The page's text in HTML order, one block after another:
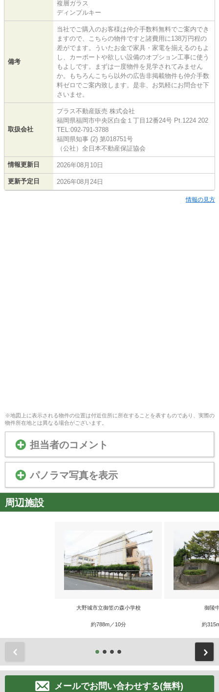
複層ガラス
ディンプルキー
備考
当社でご購入のお客様は仲介手数料無料でご案内でき
ますので、こちらの物件ですと諸費用に138万円程の
差がでます。ういたお金で家具・家電を揃えるのもよ
し、カーポートや欲しい設備のオプション工事に使う
もよしです。まずは一度物件を見学されてみません
か。もちろんこちら以外の広告非掲載物件も仲介手数
料ゼロでご案内致します。是非、お気軽にお問合せ下
さいませ。
取扱会社
プラス不動産販売 株式会社
福岡県福岡市中央区白金１丁目12番24号 Pt.1224 202
TEL:092-791-3788
福岡県知事 (2) 第018751号
（公社）全日本不動産保証協会
情報更新日 2026年08月10日
更新予定日 2026年08月24日
情報の見方
※地図上に表示される物件の位置は付近住所に所在することを表すものであり、実際の
物件所在地とは異なる場合がございます。
担当者のコメント
パノラマ写真を表示
周辺施設
大野城市立御笠の森小学校
約788m／10分
御陵
約
メールでお問い合わせする(無料)